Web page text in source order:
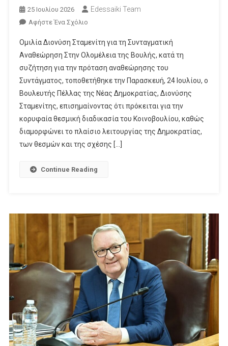
25 Ιουλίου 2026 Edessaiki Team
Αφήστε Ένα ΣχόλιοΓια
ΔΙΟΝΥΣΗΣ
ΣΤΑΜΕΝΙΤΗΣ:
Η
ΣΥΝΤΑΓΜΑΤΙΚΗ
ΑΝΑΘΕΩΡΗΣΗ
ΔΙΑΜΟΡΦΩΝΕΙ
ΤΟ
ΜΕΛΛΟΝ
ΤΗΣ
ΧΩΡΑΣ
ΤΙΣ
Ομιλία Διονύση Σταμενίτη για τη Συνταγματική
Αναθεώρηση Στην Ολομέλεια της Βουλής, κατά τη
συζήτηση για την πρόταση αναθεώρησης του
Συντάγματος, τοποθετήθηκε την Παρασκευή, 24 Ιουλίου, ο
Βουλευτής Πέλλας της Νέας Δημοκρατίας, Διονύσης
Σταμενίτης, επισημαίνοντας ότι πρόκειται για την
κορυφαία θεσμική διαδικασία του Κοινοβουλίου, καθώς
διαμορφώνει το πλαίσιο λειτουργίας της Δημοκρατίας,
των θεσμών και της σχέσης […]
Continue Reading